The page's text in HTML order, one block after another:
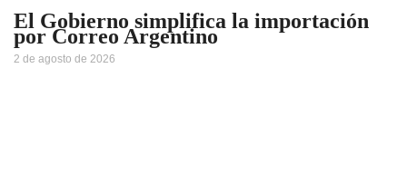
El Gobierno simplifica la importación
por Correo Argentino
2 de agosto de 2026